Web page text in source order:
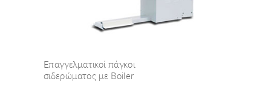
Επαγγελματικοί πάγκοι
σιδερώματος με Boiler